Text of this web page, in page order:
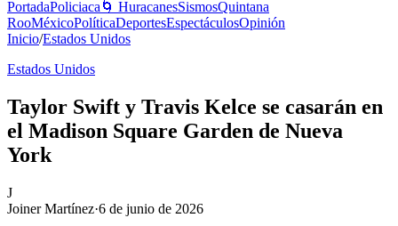
PortadaPoliciaca 🌀 HuracanesSismosQuintana
RooMéxicoPolíticaDeportesEspectáculosOpinión
Inicio/Estados Unidos
Estados Unidos
Taylor Swift y Travis Kelce se casarán en
el Madison Square Garden de Nueva
York
J
Joiner Martínez·6 de junio de 2026